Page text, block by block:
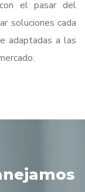
el pasar del
soluciones cada
adaptadas a las